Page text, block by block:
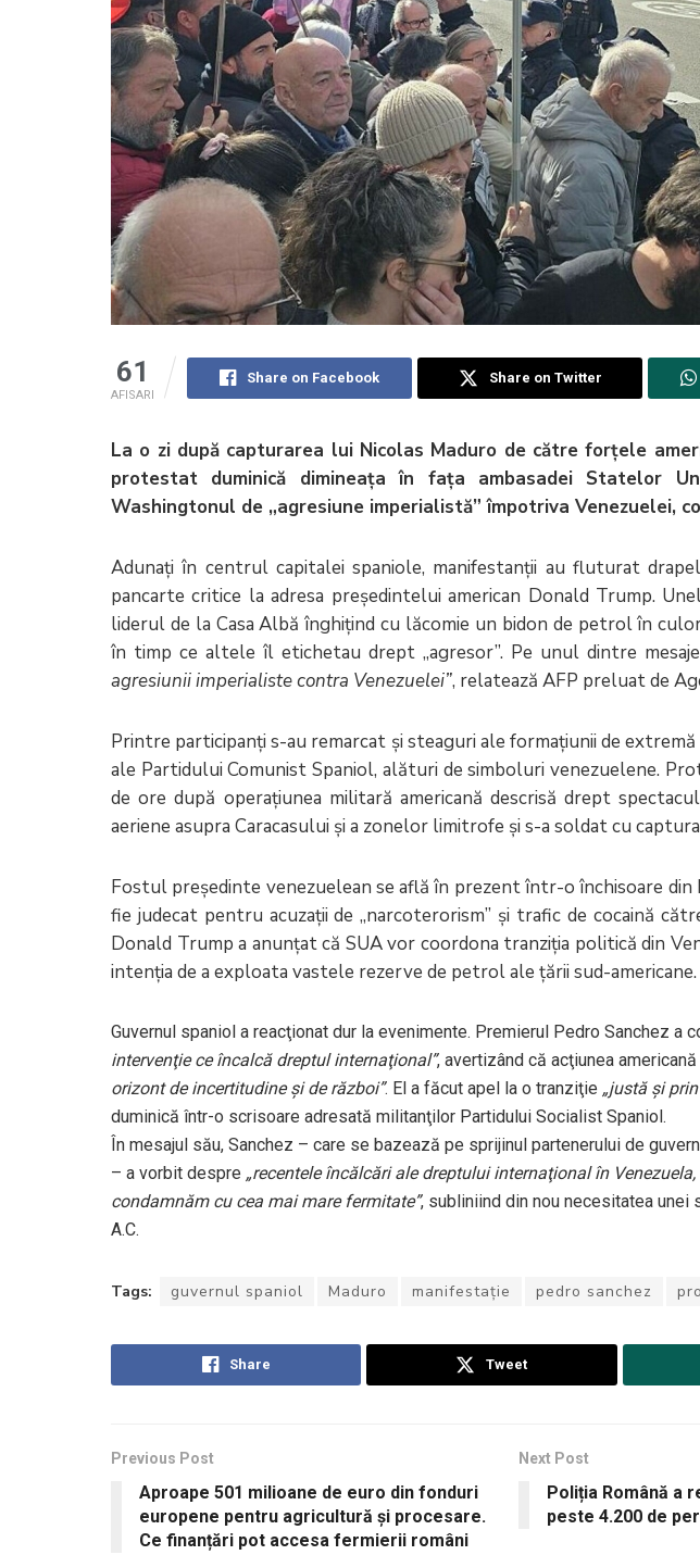
61
AFISARI
Share on Facebook Share on Twitter
La o zi după capturarea lui Nicolas Maduro de către forţele
protestat duminică dimineaţa în faţa ambasadei Statelor
Washingtonul de „agresiune imperialistă” împotriva Venezuelei,
Adunaţi în centrul capitalei spaniole, manifestanţii au fluturat
pancarte critice la adresa preşedintelui american Donald Trump.
liderul de la Casa Albă înghiţind cu lăcomie un bidon de petrol în
în timp ce altele îl etichetau drept „agresor”. Pe unul dintre
agresiunii imperialiste contra Venezuelei”, relatează AFP preluat de
Printre participanţi s-au remarcat şi steaguri ale formaţiunii de extremă
ale Partidului Comunist Spaniol, alături de simboluri venezuelene.
de ore după operaţiunea militară americană descrisă drept
aeriene asupra Caracasului şi a zonelor limitrofe şi s-a soldat cu
Fostul preşedinte venezuelean se află în prezent într-o închisoare din
fie judecat pentru acuzaţii de „narcoterorism” şi trafic de cocaină
Donald Trump a anunţat că SUA vor coordona tranziţia politică din
intenţia de a exploata vastele rezerve de petrol ale ţării sud-americane.
Guvernul spaniol a reacţionat dur la evenimente. Premierul Pedro Sanchez a
intervenţie ce încalcă dreptul internaţional”, avertizând că acţiunea americană
orizont de incertitudine şi de război”. El a făcut apel la o tranziţie „justă şi
duminică într-o scrisoare adresată militanţilor Partidului Socialist Spaniol.
În mesajul său, Sanchez – care se bazează pe sprijinul partenerului de
– a vorbit despre „recentele încălcări ale dreptului internaţional în
condamnăm cu cea mai mare fermitate”, subliniind din nou necesitatea unei
A.C.
Tags: guvernul spaniol Maduro manifestație pedro sanchez
Share Tweet
Previous Post
Aproape 501 milioane de euro din fonduri
europene pentru agricultură și procesare.
Ce finanțări pot accesa fermierii români
Next Post
Poliția Română a
peste 4.200 de